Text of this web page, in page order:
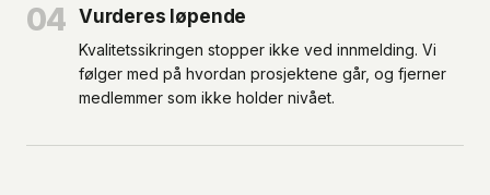
04 Vurderes løpende
Kvalitetssikringen stopper ikke ved innmelding. Vi
følger med på hvordan prosjektene går, og fjerner
medlemmer som ikke holder nivået.